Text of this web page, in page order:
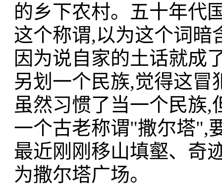
的乡下农村。五十年代
这个称谓,以为这个词暗
因为说自家的土话就成
另划一个民族,觉得这冒
虽然习惯了当一个民族
一个古老称谓"撒尔塔",
最近刚刚移山填壑、奇
为撒尔塔广场。